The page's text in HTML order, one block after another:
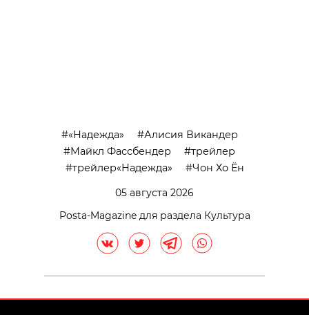
«Надежда»
Алисия Викандер
Майкл Фассбендер
трейлер
трейлер«Надежда»
Чон Хо Ён
05 августа 2026
Posta-Magazine для раздела Культура